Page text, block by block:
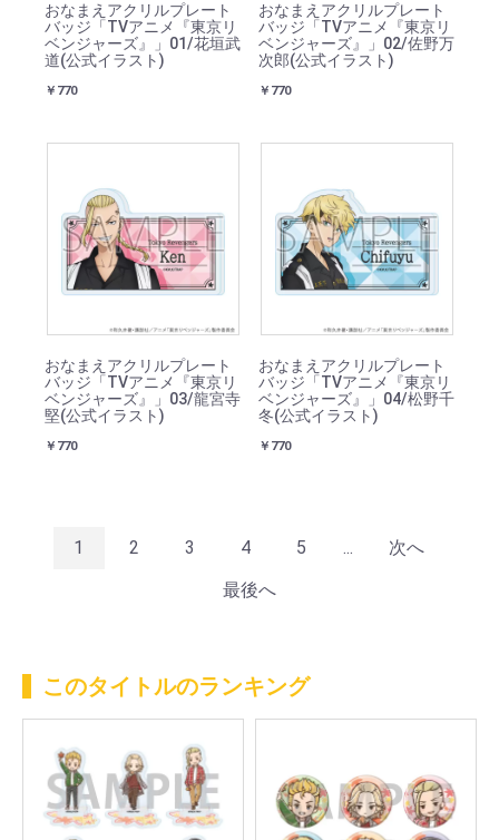
おなまえアクリルプレート
バッジ「TVアニメ『東京リ
ベンジャーズ』」01/花垣武
道(公式イラスト)
￥770
おなまえアクリルプレート
バッジ「TVアニメ『東京リ
ベンジャーズ』」02/佐野万
次郎(公式イラスト)
￥770
おなまえアクリルプレート
バッジ「TVアニメ『東京リ
ベンジャーズ』」03/龍宮寺
堅(公式イラスト)
￥770
おなまえアクリルプレート
バッジ「TVアニメ『東京リ
ベンジャーズ』」04/松野千
冬(公式イラスト)
￥770
1 2 3 4 5 ...
次へ
最後へ
このタイトルのランキング